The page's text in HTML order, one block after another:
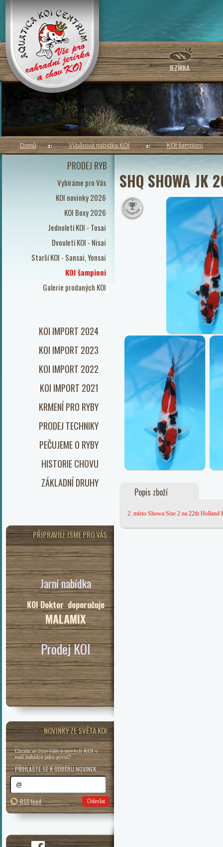
JEZÍRKA
PRODEJ RYB
Vybíráme pro Vás
KOI novinky 2026
KOI Boxy 2026
Jednoletí KOI - Tosai
Dvouletí KOI - Nisai
Starší KOI - Sansai, Yonsai
KOI šampioni
Galerie prodaných KOI
KOI IMPORT 2024
KOI IMPORT 2023
KOI IMPORT 2022
KOI IMPORT 2021
KRMENÍ PRO RYBY
PRODEJ TECHNIKY
PEČUJEME O RYBY
HISTORIE CHOVU
ZÁKLADNÍ DRUHY
PŘIPRAVILI JSME PRO VÁS
Jarní nabídka
KOI Doktor doporučuje
MALAMIX
Prodej KOI
NOVINKY ZE SVĚTA KOI
Chcete se dozvědět o nových KOI v
naší nabídce jako první?
PŘIHLAŠTE SE K ODBĚRU NOVINEK
RSS feed Odeslat
Domů Výběrová nabídka KOI KOI šampioni
SHQ SHOWA JK
Popis zboží
2. místo Showa Size 2 na 22th